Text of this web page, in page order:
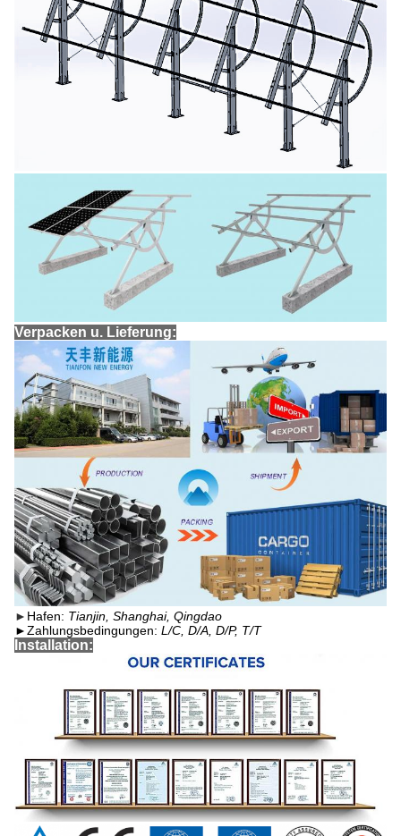
Verpacken u. Lieferung:
► Hafen: Tianjin, Shanghai, Qingdao
►Zahlungsbedingungen: L/C, D/A, D/P, T/T
Installation: